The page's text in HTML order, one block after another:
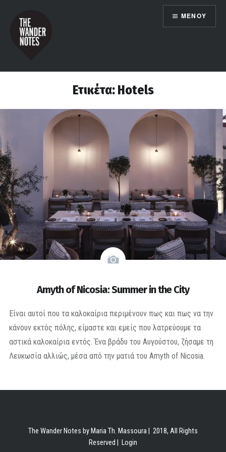
περιεχόμενο
the wander notes
ΜΕΝΟΎ
Ετικέτα: Hotels
Amyth of Nicosia: Summer in the City
Είναι αυτοί που τα καλοκαίρια περιμένουν πως και πως να την
κάνουν εκτός πόλης, είμαστε και εμείς που λατρεύουμε τα
αστικά καλοκαίρια εντός. Ένα βράδυ του Αυγούστου, ζήσαμε τη
Λευκωσία αλλιώς, μέσα από την ματιά του Amyth of Nicosia.
The Wander Notes by Maria Th. Massoura | 2018, All Rights
Reserved |
Login